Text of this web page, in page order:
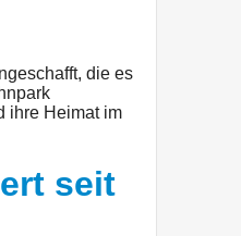
die es
ihre Heimat im
seit